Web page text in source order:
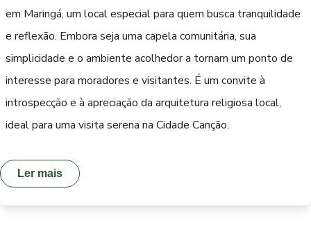
em Maringá, um local especial para quem busca tranquilidade
e reflexão. Embora seja uma capela comunitária, sua
simplicidade e o ambiente acolhedor a tornam um ponto de
interesse para moradores e visitantes. É um convite à
introspecção e à apreciação da arquitetura religiosa local,
ideal para uma visita serena na Cidade Canção.
Ler mais